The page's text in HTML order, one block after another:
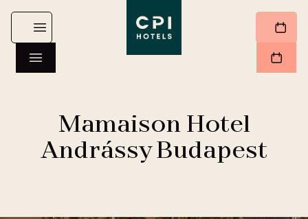
Mamaison Hotel
Andrássy Budapest